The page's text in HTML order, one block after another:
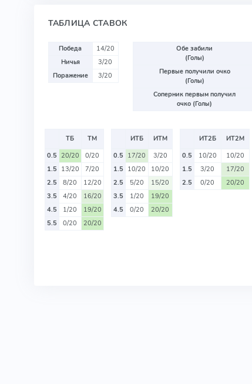
ТАБЛИЦА СТАВОК
Победа
14/20
Ничья
3/20
Поражение
3/20
Обе забили
(Голы)
Первые получили очко
(Голы)
Соперник первым получил
очко (Голы)
ТБ
ТМ
0.5 20/20
0/20
1.5 13/20
7/20
2.5
8/20
12/20
3.5
4/20
16/20
4.5
1/20
19/20
5.5
0/20 20/20
ИТБ
ИТМ
0.5 17/20
3/20
1.5 10/20
10/20
2.5
5/20
15/20
3.5
1/20
19/20
4.5
0/20 20/20
ИТ2Б
ИТ2М
0.5
10/20
10/20
1.5
3/20
17/20
2.5
0/20 20/20